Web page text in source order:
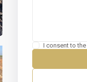
I consent to the